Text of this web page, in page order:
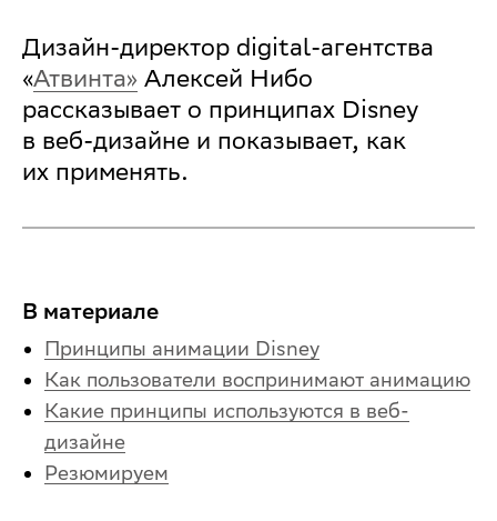
Дизайн-директор digital-агентства
«Атвинта» Алексей Нибо
рассказывает о принципах Disney
в веб-дизайне и показывает, как
их применять.
В материале
Принципы анимации Disney
Как пользователи воспринимают анимацию
Какие принципы используются в веб-
дизайне
Резюмируем